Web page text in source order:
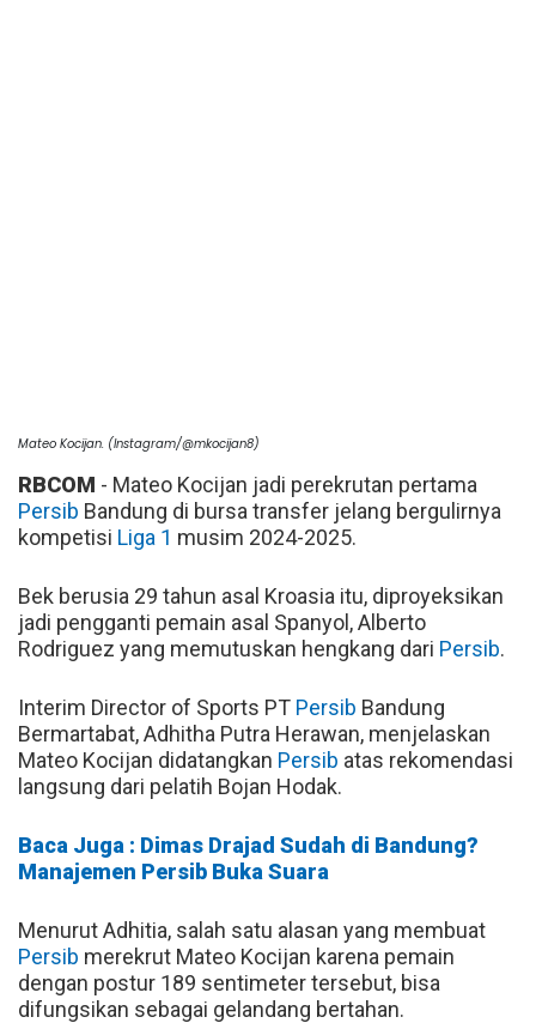
Mateo Kocijan. (Instagram/@mkocijan8)
RBCOM - Mateo Kocijan jadi perekrutan pertama
Persib Bandung di bursa transfer jelang bergulirnya
kompetisi Liga 1 musim 2024-2025.
Bek berusia 29 tahun asal Kroasia itu, diproyeksikan
jadi pengganti pemain asal Spanyol, Alberto
Rodriguez yang memutuskan hengkang dari Persib.
Interim Director of Sports PT Persib Bandung
Bermartabat, Adhitha Putra Herawan, menjelaskan
Mateo Kocijan didatangkan Persib atas rekomendasi
langsung dari pelatih Bojan Hodak.
Baca Juga : Dimas Drajad Sudah di Bandung?
Manajemen Persib Buka Suara
Menurut Adhitia, salah satu alasan yang membuat
Persib merekrut Mateo Kocijan karena pemain
dengan postur 189 sentimeter tersebut, bisa
difungsikan sebagai gelandang bertahan.